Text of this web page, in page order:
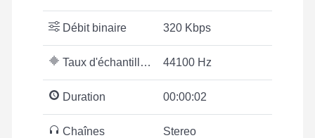
Débit binaire 320 Kbps
Taux d'échantillonnage 44100 Hz
Duration 00:00:02
Chaînes Stereo